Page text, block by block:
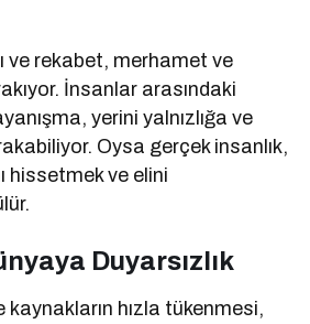
ve rekabet, merhamet ve
İnsanlar arasındaki
yerini yalnızlığa ve
Oysa gerçek insanlık,
hissetmek ve elini
Duyarsızlık
hızla tükenmesi,